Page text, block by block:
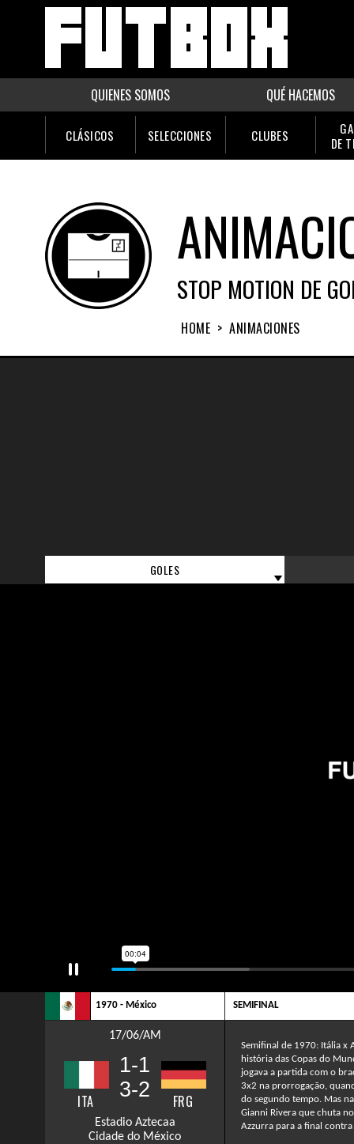
QUIENES SOMOS QUÉ HACEMOS
CLÁSICOS SELECCIONES CLUBES
DE
STOP MOTION DE
HOME > ANIMACIONES
GOLES
1970 - México SEMIFINAL
17/06/AM
ITA
1-1
3-2
FRG
Estadio Aztecaa
Cidade do México
Semifinal de 1970: Itália x
história das Copas do
jogava a partida com o
3x2 na prorrogação,
do segundo tempo. Mas
Gianni Rivera que chuta
Azzurra para a final contra